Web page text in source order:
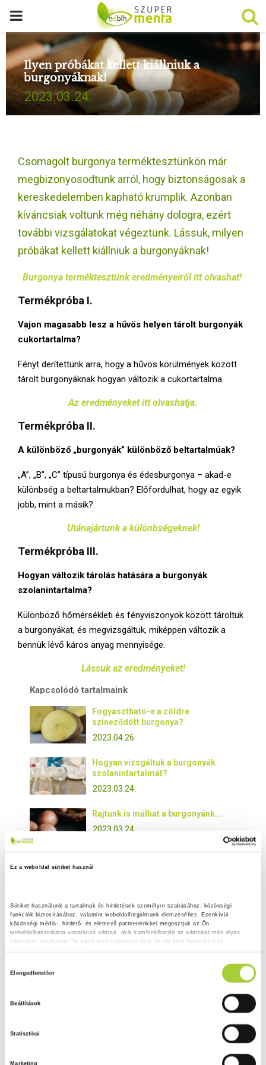
Ez a weboldal sütiket használ
Sütiket használunk a tartalmak és hirdetések személyre szabásához, közösségi
funkciók biztosításához, valamint weboldalforgalmunk elemzéséhez. Ezenkívül
közösségi média-, hirdető- és elemező partnereinkkel megosztjuk az Ön
weboldalhasználatra vonatkozó adatait, akik kombinálhatják az adatokat más olyan
adatokkal, amelyeket Ön adott meg számukra vagy az Ön által használt más
Elengedhetetlen
Beállítások
Statisztikai
Marketing
P
R
M
R
M
U
Ilyen próbákat kellett kiállniuk a
burgonyáknak!
2023.03.24.
Csomagolt burgonya terméktesztünkön már
megbizonyosodtunk arról, hogy biztonságosak a
kereskedelemben kapható krumplik. Azonban
kíváncsiak voltunk még néhány dologra, ezért
további vizsgálatokat végeztünk. Lássuk, milyen
próbákat kellett kiállniuk a burgonyáknak!
Burgonya terméktesztünk eredményeiről itt olvashat!
Termékpróba I.
Vajon magasabb lesz a hűvös helyen tárolt burgonyák
cukortartalma?
Fényt derítettünk arra, hogy a hűvös körülmények között
tárolt burgonyáknak hogyan változik a cukortartalma.
Az eredményeket itt olvashatja.
Termékpróba II.
A különböző „burgonyák” különböző beltartalmúak?
„A”, „B”, „C” típusú burgonya és édesburgonya – akad-e
különbség a beltartalmukban? Előfordulhat, hogy az egyik
jobb, mint a másik?
Utánajártunk a különbségeknek!
Termékpróba III.
Hogyan változik tárolás hatására a burgonyák
szolanintartalma?
Különböző hőmérsékleti és fényviszonyok között tároltuk
a burgonyákat, és megvizsgáltuk, miképpen változik a
bennük lévő káros anyag mennyisége.
Lássuk az eredményeket!
Kapcsolódó tartalmaink
Fogyasztható-e a zöldre
színeződött burgonya?
2023.04.26.
Hogyan vizsgáltuk a burgonyák
szolanintartalmát?
2023.03.24.
Rajtunk is múlhat a burgonyánk...
2023.03.24.
Csak kívülről más vagy a...
Igaz, hogy a hűvös helyen...
2023.03.24.
Burgonyának hívjuk, de valóban az?